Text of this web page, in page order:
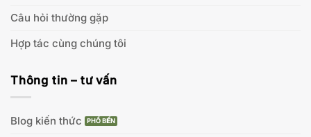
Câu hỏi thường gặp
Hợp tác cùng chúng tôi
Thông tin – tư vấn
Blog kiến thức